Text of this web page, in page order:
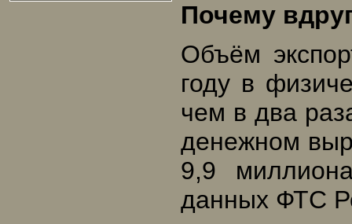
Почему
Объём
году в
чем в два
денежном
9,9
данных ФТС